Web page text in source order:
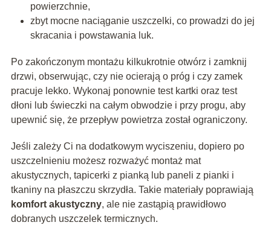
powierzchnie,
zbyt mocne naciąganie uszczelki, co prowadzi do jej
skracania i powstawania luk.
Po zakończonym montażu kilkukrotnie otwórz i zamknij
drzwi, obserwując, czy nie ocierają o próg i czy zamek
pracuje lekko. Wykonaj ponownie test kartki oraz test
dłoni lub świeczki na całym obwodzie i przy progu, aby
upewnić się, że przepływ powietrza został ograniczony.
Jeśli zależy Ci na dodatkowym wyciszeniu, dopiero po
uszczelnieniu możesz rozważyć montaż mat
akustycznych, tapicerki z pianką lub paneli z pianki i
tkaniny na płaszczu skrzydła. Takie materiały poprawiają
komfort akustyczny, ale nie zastąpią prawidłowo
dobranych uszczelek termicznych.